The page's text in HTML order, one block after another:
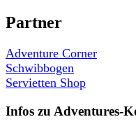
Partner
Adventure Corner
Schwibbogen
Servietten Shop
Infos zu Adventures-